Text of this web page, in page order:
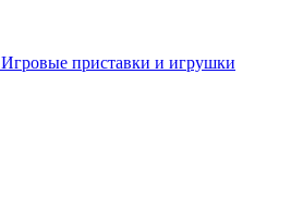
Игровые приставки и игрушки